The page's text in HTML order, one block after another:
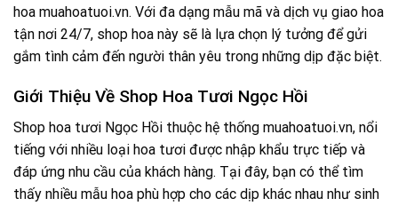
hoa muahoatuoi.vn. Với đa dạng mẫu mã và dịch vụ giao hoa
tận nơi 24/7, shop hoa này sẽ là lựa chọn lý tưởng để gửi
gắm tình cảm đến người thân yêu trong những dịp đặc biệt.
Giới Thiệu Về Shop Hoa Tươi Ngọc Hồi
Shop hoa tươi Ngọc Hồi thuộc hệ thống muahoatuoi.vn, nổi
tiếng với nhiều loại hoa tươi được nhập khẩu trực tiếp và
đáp ứng nhu cầu của khách hàng. Tại đây, bạn có thể tìm
thấy nhiều mẫu hoa phù hợp cho các dịp khác nhau như sinh